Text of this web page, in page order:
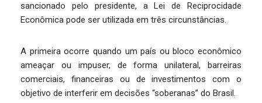
sancionado pelo presidente, a Lei de Reciprocidade
Econômica pode ser utilizada em três circunstâncias.
A primeira ocorre quando um país ou bloco econômico
ameaçar ou impuser, de forma unilateral, barreiras
comerciais, financeiras ou de investimentos com o
objetivo de interferir em decisões “soberanas” do Brasil.